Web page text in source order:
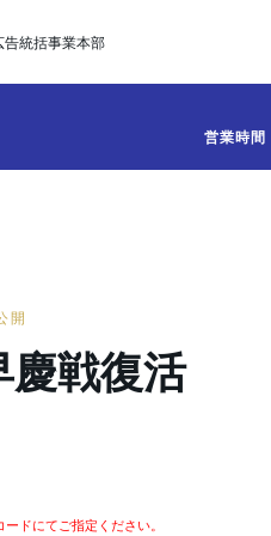
告統括事業本部
営業時間
開
戦復活
ドにてご指定ください。